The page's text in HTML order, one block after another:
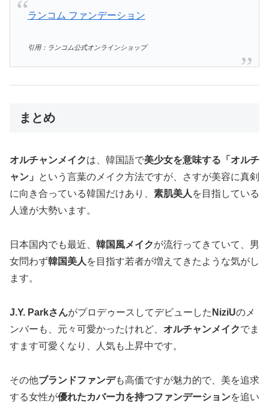
ランコム ファンデーション
引用：ランコム公式オンラインショップ
まとめ
オルチャンメイクは、韓国語で美少女を意味する「オルチ
ャン」
という言葉のメイク方法ですが、さすが美容に真剣
に向き合っている韓国だけあり、 素肌美人 を目指している
人達が大勢います。
日本国内でも最近、 韓国風メイクが流行ってきていて、男
女問わず韓国美人 を目指す若者が増えてきたような気がし
ます。
J.Y. Parkさんがプロデゥースしてデビューした NiziUのメ
ンバーも、元々可愛かったけれど、 オルチャンメイクでま
すます可愛くなり、人気も上昇中です。
その他ブランドファンデも高価ですが魅力的で、美を追求
する女性が優れたカバー力を持つファンデーションを追い